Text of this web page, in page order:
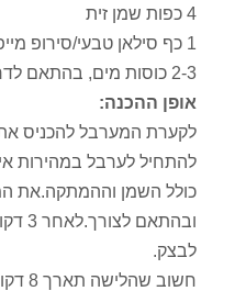
4 כפות שמן זית
1 כף סילאן טבעי/סירופ מייפל
2-3 כוסות מים, בהתאם לדרישת הבצק
אופן ההכנה:
לקערת המערבל להכניס
להתחיל לערבל במהירות
כולל השמן וההמתקה.את
לבצק.
חשוב שהלישה תארך 8 דקות.